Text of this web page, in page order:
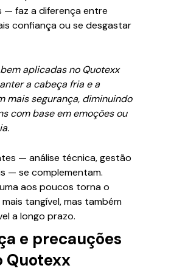
faz a diferença entre
confiança ou se desgastar
aplicadas no Quotexx
a cabeça fria e a
mais segurança, diminuindo
com base em emoções ou
— análise técnica, gestão
— se complementam.
aos poucos torna o
tangível, mas também
a longo prazo.
e precauções
Quotexx